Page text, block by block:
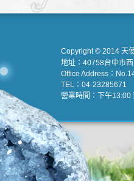
Copyright © 2014 天
地址：40758台中市
Office Address：
TEL：04-23285671
營業時間：下午13:00